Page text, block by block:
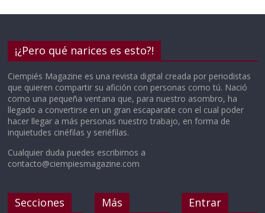
¡¿Pero qué narices es esto?!
Ciempiés Magazine es una revista digital creada por periodistas
que quieren compartir su afición con personas como tú. Nació
como una pequeña ventana que, para nuestro asombro, ha
llegado a convertirse en un gran escaparate con el cual poder
hacer llegar a más personas nuestro trabajo, en forma de
inquietudes cinéfilas y seriéfilas.
Cualquier duda puedes escribirnos a
contacto@ciempiesmagazine.com
Secciones Más Entrar